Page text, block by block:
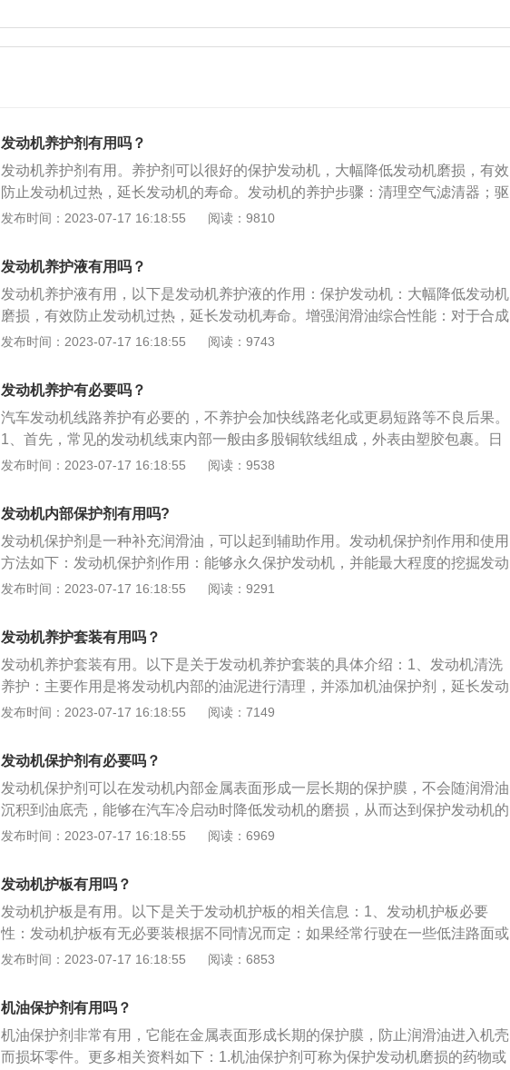
发动机养护剂有用吗？
发动机养护剂有用。养护剂可以很好的保护发动机，大幅降低发动机磨损，有效
防止发动机过热，延长发动机的寿命。发动机的养护步骤：清理空气滤清器；驱
除节气门油泥，油泥多了进气会产生气阻，从而导致油耗的增加；清洗喷油嘴积
道堵塞、汽油喷射变形、雾化差，燃油消耗自然也会增大。发动机养护的注意事
项：首先要注意加足冷却水，检查节温器，日常行车要注意水温表，不能超过95
摄氏度，还有冷车启动一定要先热车，并且注意使用符合规定的燃油，油箱不满
三分之一燃油的时候就要去加油。
发布时间：2023-07-17 16:18:55 阅读：9810
发动机养护液有用吗？
发动机养护液有用，以下是发动机养护液的作用：保护发动机：大幅降低发动机
磨损，有效防止发动机过热，延长发动机寿命。增强润滑油综合性能：对于合成
油和矿物油均有显着的提升。提升发动机的动力：使发动机运转更加顺畅，噪音
熄火的原因：传感器阻值：曲轴位置传感器自身阻值不正常，使热车后曲轴转速
信号消失导致发动机熄火。燃油压力：汽油泵长时间工作使阻值发生变化，不能
提供正常燃油压力导致发动机熄火。点火故障：点火系统故障、点火模块过热不
能正常工作导致发动机熄火。
发布时间：2023-07-17 16:18:55 阅读：9743
发动机养护有必要吗？
汽车发动机线路养护有必要的，不养护会加快线路老化或更易短路等不良后果。
1、首先，常见的发动机线束内部一般由多股铜软线组成，外表由塑胶包裹。日
常行驶中机舱温度很高，线束外表的塑胶受热后会释放出增塑剂等化学物质，这
使线束老化产生短路的危险。机舱内的橡胶软管则属于不饱和高分子碳氢化合
物，橡胶老化后也易发生氧化引起车辆自燃。2、汽车自燃通常发生在使用年限
比较长的老车身上，一般由两个原因引起：一是油管漏油引起自燃;另一个是线路
老化引起的短路自燃。3、随着使用时间增加，发动机线路出现的老化、油污、
水汽、氧化、短路等问题，大大影响了发动机工作质量和效率，发动机就会发生
短。因此对于老车的发动机以及线路来说，更需要定期保养，尽可能地延长使用
寿命。4、发动机线路养护可以看一下保养手册怎么要求的，一般按照正常情况
来说，保养项目按照保养手册推荐的项目进行就可以了。20000公里进行线路养
点钱。维修保养的误区一，发动机保养误区。1:同时更换三滤。2：机油不加满不
车自燃的事故。5：忽略发动机内部的清洗。6：忽略水箱的清洗。
发布时间：2023-07-17 16:18:55 阅读：9538
发动机内部保护剂有用吗?
发动机保护剂是一种补充润滑油，可以起到辅助作用。发动机保护剂作用和使用
方法如下：发动机保护剂作用：能够永久保护发动机，并能最大程度的挖掘发动
机潜力的润滑科技；能够产生非常卓越的润滑效果和优异的金属附着力，可以在
度上自动修复。发动机保护剂使用方法：将发动机保护剂加入到发动机机油中，
添加前应怠速运转使车辆温度达到正常，车辆每运5000到15000公里使用一次。
发布时间：2023-07-17 16:18:55 阅读：9291
发动机养护套装有用吗？
发动机养护套装有用。以下是关于发动机养护套装的具体介绍：1、发动机清洗
养护：主要作用是将发动机内部的油泥进行清理，并添加机油保护剂，延长发动
机部件的使用寿命。2、燃油进气系统清洗：主要作用就是清洗燃油进气系统内
的还原能力。建议每3到6万公里进行清洗一次，能够延长三元催化的使用寿命，
对油耗和发动机的尾气排放有帮助。
发布时间：2023-07-17 16:18:55 阅读：7149
发动机保护剂有必要吗？
发动机保护剂可以在发动机内部金属表面形成一层长期的保护膜，不会随润滑油
沉积到油底壳，能够在汽车冷启动时降低发动机的磨损，从而达到保护发动机的
作用。由此看来，发动机保护剂很有必要。以下是发动机保护剂的介绍：1、发
发动机部件磨损或腐蚀，抑制胶质、油泥等沉淀物的生成，可以在金属表面形成
一层具有高抗压强度和耐磨性良好的保护层，防止机油氧化、稠化、酸化，从而
保护发动机部件，延长发动机寿命的保养剂。2、发动机保护剂的作用：发动机
保护剂的作用包括抗磨、润滑、降噪、提高发动机功率和节省燃油，一些还能防
止烧机油和具有清洗积碳功能等。
发布时间：2023-07-17 16:18:55 阅读：6969
发动机护板有用吗？
发动机护板是有用。以下是关于发动机护板的相关信息：1、发动机护板必要
性：发动机护板有无必要装根据不同情况而定：如果经常行驶在一些低洼路面或
石子路，发动机护板是有必要安装；如果平时只是用车在城市上下班，发动机护
般将其安装在汽车车头的底盘下面，防止发动机受到磕碰。根据车辆品牌和车型
的不同，新车在出厂时是否已经安装好发动机护板也不一样。
发布时间：2023-07-17 16:18:55 阅读：6853
机油保护剂有用吗？
机油保护剂非常有用，它能在金属表面形成长期的保护膜，防止润滑油进入机壳
而损坏零件。更多相关资料如下：1.机油保护剂可称为保护发动机磨损的药物或